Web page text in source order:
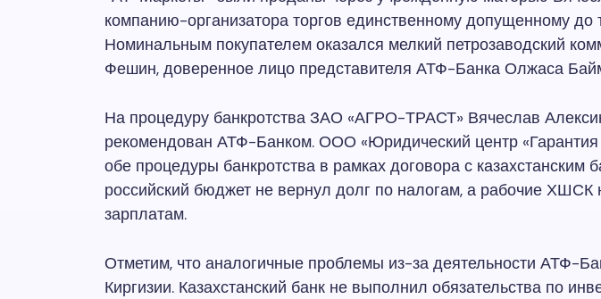
компанию-организатора торгов единственному допущенному до
Номинальным покупателем оказался мелкий петрозаводский
Фешин, доверенное лицо представителя АТФ-Банка Олжаса
На процедуру банкротства ЗАО «АГРО-ТРАСТ» Вячеслав
рекомендован АТФ-Банком. ООО «Юридический центр
обе процедуры банкротства в рамках договора с казахстанским
российский бюджет не вернул долг по налогам, а рабочие ХШСК
зарплатам.
Отметим, что аналогичные проблемы из-за деятельности АТФ-
Киргизии. Казахстанский банк не выполнил обязательства по